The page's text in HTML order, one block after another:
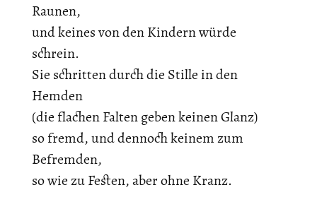
Raunen,
und keines von den Kindern würde
schrein.
Sie schritten durch die Stille in den
Hemden
(die flachen Falten geben keinen Glanz)
so fremd, und dennoch keinem zum
Befremden,
so wie zu Festen, aber ohne Kranz.